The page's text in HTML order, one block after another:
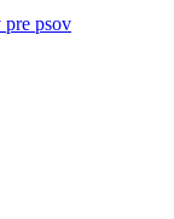
pre psov